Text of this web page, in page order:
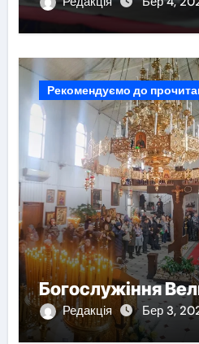
Рекомендуємо до
Богослужіння
Редакція Бер 3,